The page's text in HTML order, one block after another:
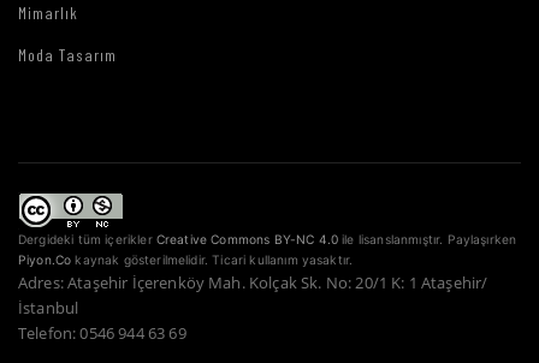
Mimarlık
Moda Tasarım
Dergideki tüm içerikler Creative Commons BY-NC 4.0 ile lisanslanmıştır. Paylaşırken
Piyon.Co kaynak gösterilmelidir. Ticari kullanım yasaktır.
Adres: Ataşehir İçerenköy Mah. Kolçak Sk. No: 20/1 K: 1 Ataşehir/
İstanbul
Telefon: 0546 944 63 69